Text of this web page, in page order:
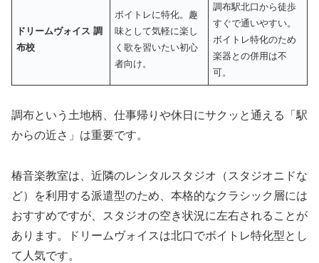
ドリームヴォイス 調
布校
ボイトレに特化。趣
味として気軽に楽し
く歌を習いたい初心
者向け。
調布駅北口から徒歩
すぐで通いやすい。
ボイトレ特化のため
楽器との併用は不
可。
調布という土地柄、仕事帰りや休日にサクッと通える「駅
からの近さ」は重要です。
椿音楽教室は、近隣のレンタルスタジオ（スタジオニドな
ど）を利用する派遣型のため、本格的なクラシック層には
おすすめですが、スタジオの空き状況に左右されることが
あります。ドリームヴォイスは北口でボイトレ特化型とし
て人気です。